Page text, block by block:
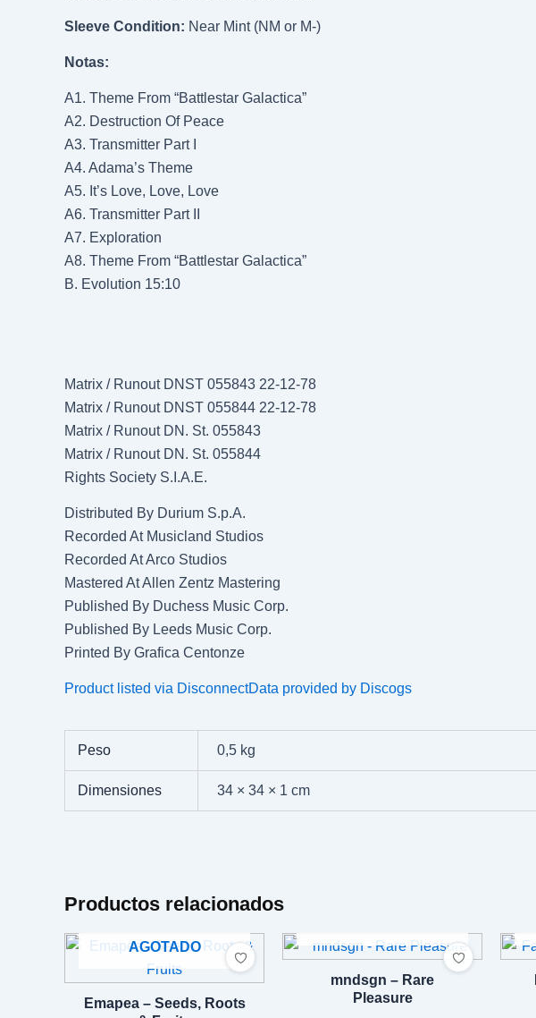
Sleeve Condition: Near Mint (NM or M-)
Notas:
A1. Theme From “Battlestar Galactica”
A2. Destruction Of Peace
A3. Transmitter Part I
A4. Adama’s Theme
A5. It’s Love, Love, Love
A6. Transmitter Part II
A7. Exploration
A8. Theme From “Battlestar Galactica”
B. Evolution 15:10
Matrix / Runout DNST 055843 22-12-78
Matrix / Runout DNST 055844 22-12-78
Matrix / Runout DN. St. 055843
Matrix / Runout DN. St. 055844
Rights Society S.I.A.E.
Distributed By Durium S.p.A.
Recorded At Musicland Studios
Recorded At Arco Studios
Mastered At Allen Zentz Mastering
Published By Duchess Music Corp.
Published By Leeds Music Corp.
Printed By Grafica Centonze
Product listed via DisconnectData provided by Discogs
Peso 0,5 kg
Dimensiones 34 × 34 × 1 cm
Productos relacionados
AGOTADO
Emapea – Seeds, Roots
mndsgn – Rare
Pleasure